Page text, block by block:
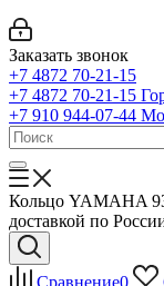
Заказать звонок
+7 4872 70-21-15
+7 4872 70-21-15
+7 910 944-07-44
Кольцо YAMAHA
доставкой по
Сравнение0